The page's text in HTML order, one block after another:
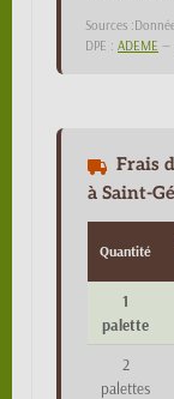
Sources
DPE : ADEME —
Frais
à Saint-
Quantité
1
palette
2
palettes